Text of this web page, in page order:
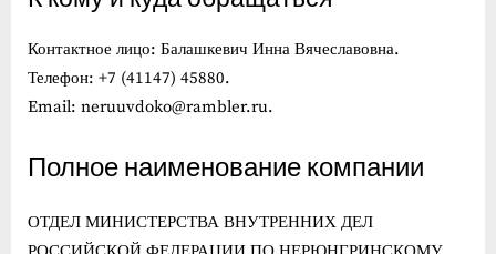
Контактное лицо: Балашкевич Инна Вячеславовна.
Телефон: +7 (41147) 45880.
Email: neruuvdoko@rambler.ru.
Полное наименование компании
ОТДЕЛ МИНИСТЕРСТВА ВНУТРЕННИХ ДЕЛ